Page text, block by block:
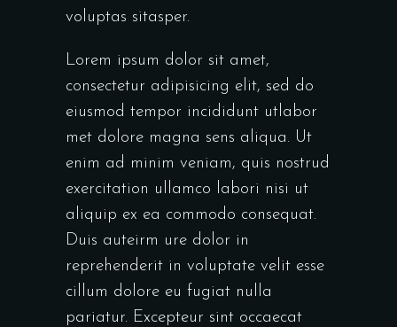
voluptas sitasper.
Lorem ipsum dolor sit amet,
consectetur adipisicing elit, sed do
eiusmod tempor incididunt utlabor
met dolore magna sens aliqua. Ut
enim ad minim veniam, quis nostrud
exercitation ullamco labori nisi ut
aliquip ex ea commodo consequat.
Duis auteirm ure dolor in
reprehenderit in voluptate velit esse
cillum dolore eu fugiat nulla
pariatur. Excepteur sint occaecat